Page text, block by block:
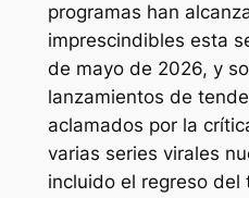
programas han
imprescindibles esta
de mayo de 2026, y
lanzamientos de
aclamados por la
varias series virales
incluido el regreso del